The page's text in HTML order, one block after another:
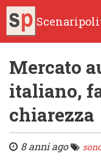
Mercato
italiano,
chiarezza
8 anni ago